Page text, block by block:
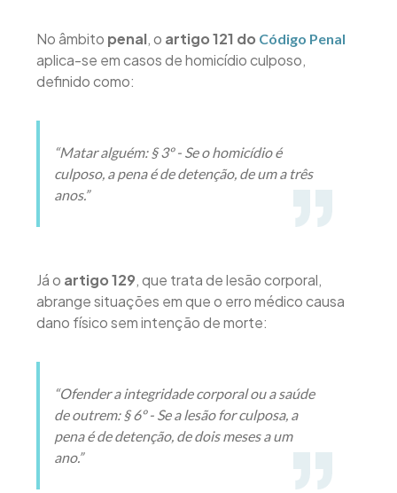
No âmbito penal, o artigo 121 do Código Penal
aplica-se em casos de homicídio culposo,
definido como:
“Matar alguém: § 3º - Se o homicídio é
culposo, a pena é de detenção, de um a três
anos.”
Já o artigo 129, que trata de lesão corporal,
abrange situações em que o erro médico causa
dano físico sem intenção de morte:
“Ofender a integridade corporal ou a saúde
de outrem: § 6º - Se a lesão for culposa, a
pena é de detenção, de dois meses a um
ano.”